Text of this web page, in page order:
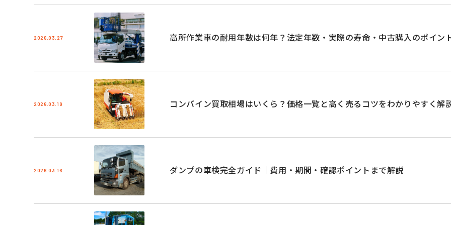
2026.03.27 高所作業車の耐用年数は何年？法定年数・実際の寿命・中古購入のポイン
2026.03.19 コンバイン買取相場はいくら？価格一覧と高く売るコツをわかりやすく解
2026.03.16 ダンプの車検完全ガイド｜費用・期間・確認ポイントまで解説